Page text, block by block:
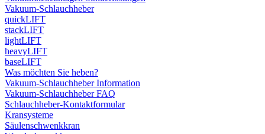
Vakuum-Schlauchheber
quickLIFT
stackLIFT
lightLIFT
heavyLIFT
baseLIFT
Was möchten Sie heben?
Vakuum-Schlauchheber Information
Vakuum-Schlauchheber FAQ
Schlauchheber-Kontaktformular
Kransysteme
Säulenschwenkkran